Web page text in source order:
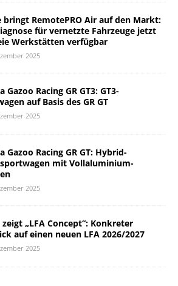
bringt RemotePRO Air auf den Markt:
für vernetzte Fahrzeuge jetzt
Werkstätten verfügbar
2025
Gazoo Racing GR GT3: GT3-
auf Basis des GR GT
2025
Gazoo Racing GR GT: Hybrid-
mit Vollaluminium-
2025
zeigt „LFA Concept“: Konkreter
auf einen neuen LFA 2026/2027
2025